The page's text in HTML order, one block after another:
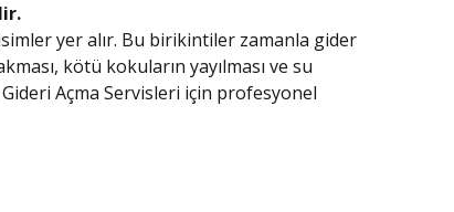
yer alır. Bu birikintiler zamanla gider
kötü kokuların yayılması ve su
Açma Servisleri için profesyonel